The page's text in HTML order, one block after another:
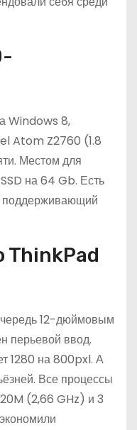
Windows 8,
Atom Z2760 (1.8
Местом для
на 64 Gb. Есть
ThinkPad
12-дюймовым
перьевой ввод.
1280 на 800pxl. А
Все процессы
(2,66 GHz) и 3